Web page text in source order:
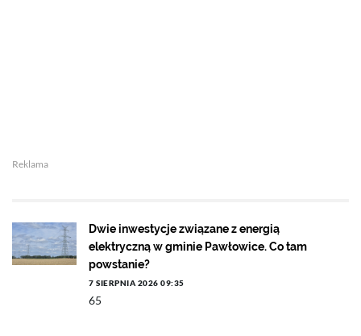
Reklama
Dwie inwestycje związane z energią
elektryczną w gminie Pawłowice. Co tam
powstanie?
7 SIERPNIA 2026 09:35
65